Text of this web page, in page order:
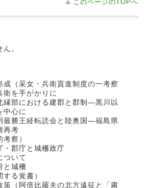
このページのTOPへ
。
（采女・兵衛貢進制度の一考察
を手がかりに
縁部における建郡と郡制―黒川以
中心に
最勝王経転読会と陸奥国―福島県
再考
察）
郡庁と城柵政庁
ついて
と城柵
る覚書）
（阿倍比羅夫の北方遠征と「粛